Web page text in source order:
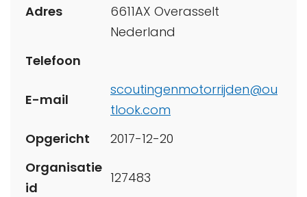
Adres
6611AX Overasselt
Nederland
Telefoon
E-mail
scoutingenmotorrijden@ou
tlook.com
Opgericht
2017-12-20
Organisatie
id
127483